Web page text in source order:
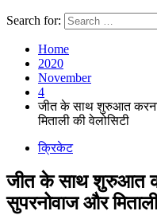
Search for:
Home
2020
November
4
जीत के साथ शुरुआत करना
मिताली की वेलोसिटी
क्रिकेट
जीत के साथ शुरुआत
सुपरनोवाज और